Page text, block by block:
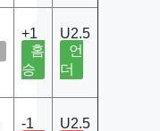
+1
홈
승
U2.5
언
더
-1
U2.5